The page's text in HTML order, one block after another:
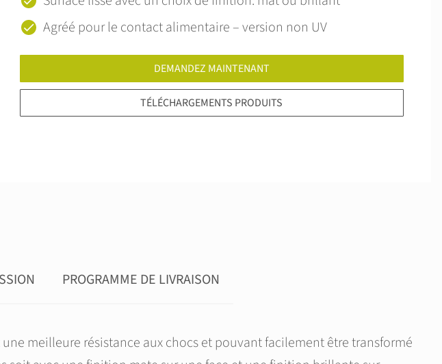
Agréé pour le contact alimentaire – version non UV
DEMANDEZ MAINTENANT
TÉLÉCHARGEMENTS PRODUITS
PROGRAMME DE LIVRAISON
meilleure résistance aux chocs et pouvant facilement être transformé